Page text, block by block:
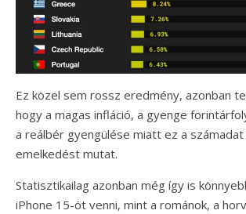
Ez közel sem rossz eredmény, azonban
hogy a magas infláció, a gyenge
a reálbér gyengülése miatt ez a számadat
emelkedést mutat.
Statisztikailag azonban még így is
iPhone 15-öt venni, mint a románok, a